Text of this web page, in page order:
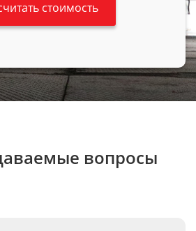
вопросы